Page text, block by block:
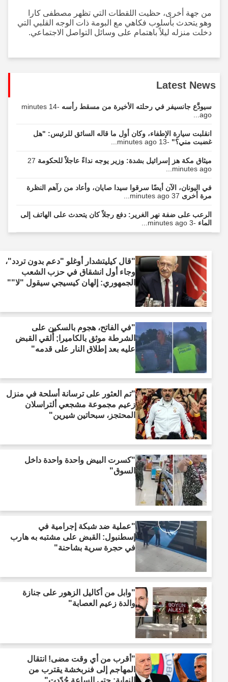
من جهة أخرى، حظيت اللقطات التي تظهر مصطفى كارا
وهو يتحدث بأسلوب فكاهي مع البومة ذات الوجه القلبي التي
دخلت منزله ليلاً باهتمام على وسائل التواصل الاجتماعي.
Latest News
سيودَّع جانسيفر في رحلته الأخيرة من مسقط رأسه
-14 minutes
ago...
انقلبت سيارة الإطفاء، وكان أول ما قاله السائق للرئيس: "هل
غضبت مني؟"-13 minutes ago...
ميثاق مكة هز إسرائيل بشدة: وزير يوجه نداءً عاجلاً للحكومة27
minutes ago...
في اليونان، الآن أيضًا سرقوا سيدا صايان، وأعاد من رآهم النظرة
مرة أخرى 37 minutes ago...
الرعب على ضفة نهر الغرير: دفع رجلاً كان يتحدث على الهاتف إلى
الماء-3 minutes ago...
"قال كيليتشدار أوغلو "دعم بدون تردد"،
وجاء أول انشقاق في حزب الشعب
الجمهوري: إلهان كيسيجي سيقول "لا""
"في الفاتح، هجوم بالسكين على
الشرطة موثق بالكاميرا; أُلقي القبض
عليه بعد إطلاق النار على قدمه"
"تم العثور على ترسانة أسلحة في منزل
زعيم مجموعة مشجعي ألتراسلان
المحتجز، سبحاتين شيرين"
"كسرت البيض واحدة واحدة داخل
السوق"
"عملية ضد شبكة إجرامية في
إسطنبول: القبض على مشتبه به هارب
في حجرة سرية بشاحنة"
"وابل من أكاليل الزهور على جنازة
والدة زعيم العصابة"
"أقرب من أي وقت مضى! انتقال
المهاجم إلى فنربخشة يقترب من
النهاية: حتى الساعة حُدّدت"